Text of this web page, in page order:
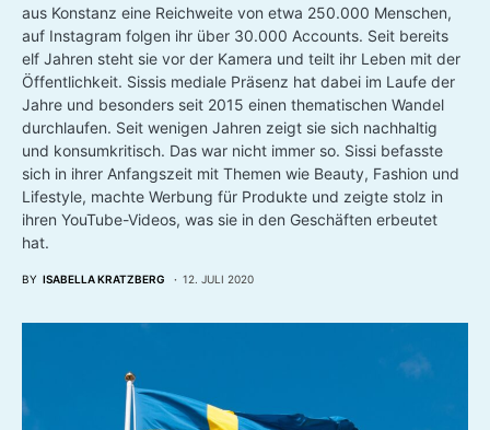
aus Konstanz eine Reichweite von etwa 250.000 Menschen,
auf Instagram folgen ihr über 30.000 Accounts. Seit bereits
elf Jahren steht sie vor der Kamera und teilt ihr Leben mit der
Öffentlichkeit. Sissis mediale Präsenz hat dabei im Laufe der
Jahre und besonders seit 2015 einen thematischen Wandel
durchlaufen. Seit wenigen Jahren zeigt sie sich nachhaltig
und konsumkritisch. Das war nicht immer so. Sissi befasste
sich in ihrer Anfangszeit mit Themen wie Beauty, Fashion und
Lifestyle, machte Werbung für Produkte und zeigte stolz in
ihren YouTube-Videos, was sie in den Geschäften erbeutet
hat.
BY ISABELLA KRATZBERG 12. JULI 2020